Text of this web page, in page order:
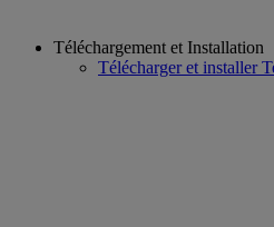
Téléchargement et Installation
Télécharger et installer